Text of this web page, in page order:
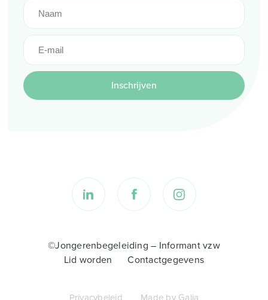
Inschrijven
©Jongerenbegeleiding – Informant vzw
Lid worden
Contactgegevens